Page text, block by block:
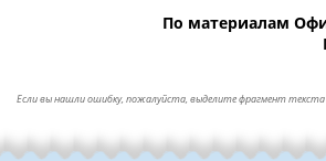
По материалам
Если вы нашли ошибку, пожалуйста, выделите фрагмент